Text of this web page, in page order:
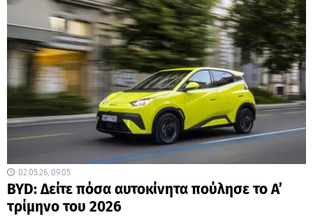
02.05.26, 09:05
BYD: Δείτε πόσα αυτοκίνητα πούλησε το Α’
τρίμηνο του 2026